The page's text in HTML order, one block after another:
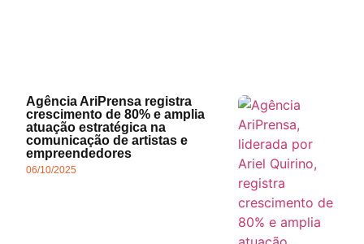
Agência AriPrensa registra
crescimento de 80% e amplia
atuação estratégica na
comunicação de artistas e
empreendedores
06/10/2025